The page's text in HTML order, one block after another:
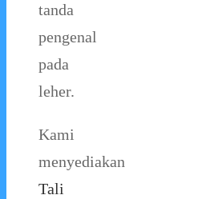
tanda
pengenal
pada
leher.
Kami
menyediakan
Tali